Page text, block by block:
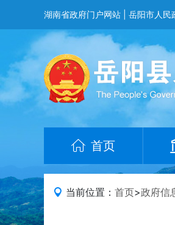
湖南省政府门户网站 岳阳市人民
首页
当前位置： 首页>政府信